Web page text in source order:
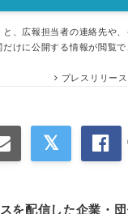
、広報担当者の連絡先や
けに公開する情報が閲覧で
プレスリリー
を配信した企業・